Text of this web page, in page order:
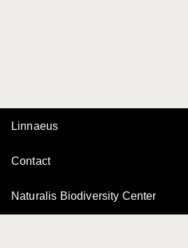
Linnaeus
Contact
Naturalis Biodiversity Center